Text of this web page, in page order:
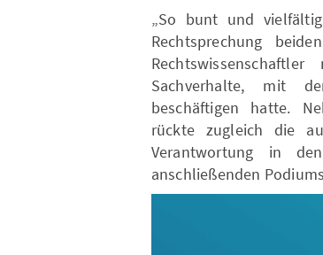
„So bunt und
Rechtsprechung
Sachverhalte, mit
beschäftigen hatte.
rückte zugleich die
Verantwortung in
anschließenden